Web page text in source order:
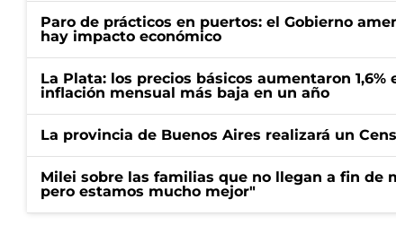
Paro de prácticos en puertos: el Gobierno
hay impacto económico
La Plata: los precios básicos aumentaron
inflación mensual más baja en un año
La provincia de Buenos Aires realizará un
Milei sobre las familias que no llegan a fin de
pero estamos mucho mejor"